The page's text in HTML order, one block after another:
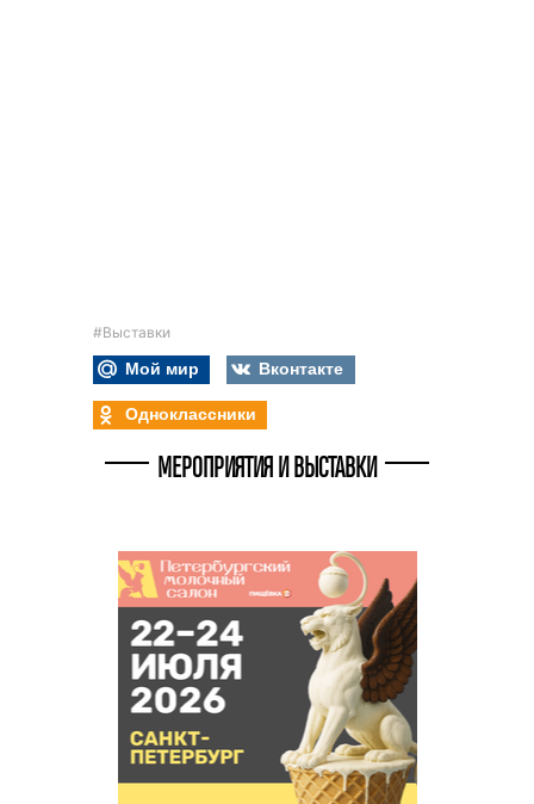
#Выставки
Мой мир
Вконтакте
Одноклассники
МЕРОПРИЯТИЯ И ВЫСТАВКИ